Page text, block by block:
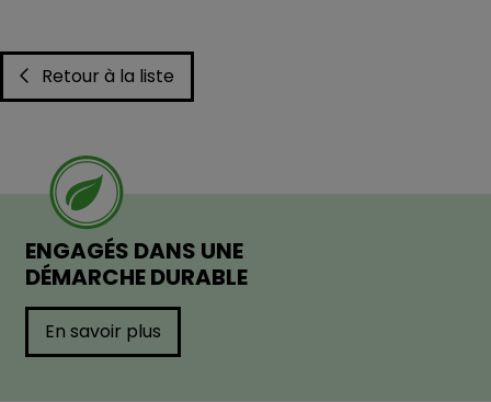
Retour à la liste
ENGAGÉS DANS UNE
DÉMARCHE DURABLE
En savoir plus